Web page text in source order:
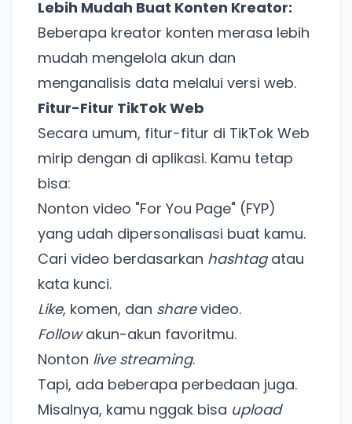
Lebih Mudah Buat Konten Kreator:
Beberapa kreator konten merasa lebih
mudah mengelola akun dan
menganalisis data melalui versi web.
Fitur-Fitur TikTok Web
Secara umum, fitur-fitur di TikTok Web
mirip dengan di aplikasi. Kamu tetap
bisa:
Nonton video "For You Page" (FYP)
yang udah dipersonalisasi buat kamu.
Cari video berdasarkan hashtagatau
kata kunci.
Like, komen, dan sharevideo.
Followakun-akun favoritmu.
Nonton live streaming.
Tapi, ada beberapa perbedaan juga.
Misalnya, kamu nggak bisa upload